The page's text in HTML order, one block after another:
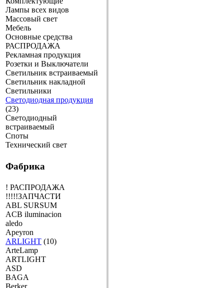
Лампы всех видов
Массовый свет
Мебель
Основные средства
РАСПРОДАЖА
Рекламная продукция
Розетки и Выключатели
Светильник встраиваемый
Светильник накладной
Светильники
Светодиодная продукция
(23)
Светодиодный
встраиваемый
Споты
Технический свет
Фабрика
! РАСПРОДАЖА
!!!!!ЗАПЧАСТИ
ABL SURSUM
ACB iluminacion
aledo
Apeyron
ARLIGHT (10)
ArteLamp
ARTLIGHT
ASD
BAGA
Berker